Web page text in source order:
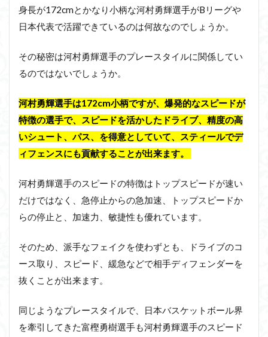
身長が172cmとかなり小柄な河村勇輝選手がBリーグや
日本代表で活躍できているのは何故なのでしょうか。
その秘密は河村勇輝選手のプレースタイルに関係してい
るのではないでしょうか。
河村勇輝選手は172cm小柄ですが、爆発的なスピードが
特徴の選手で、スピードを活かしたドライブ、精度の高
いシュート、パス、を得意としていて、スティールでデ
ィフェンスにも貢献することが出来ます。
河村勇輝選手のスピードの特徴はトップスピードが速い
だけではなく、急停止からの急加速、トップスピードか
らの停止と、加速力、敏捷性も優れています。
そのため、派手なフェイクを使わずとも、ドライブのコ
ース取り、スピード、緩急などで相手ディフェンダーを
抜くことが出来ます。
同じようなプレースタイルで、日本バスケットボール界
を牽引してきた富樫勇樹選手も河村勇輝選手のスピード